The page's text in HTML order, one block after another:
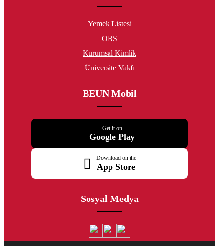
Yemek Listesi
OBS
Kurumsal Kimlik
Üniversite Vakfı
BEUN Mobil
Get it on
Google Play
Download on the
App Store
Sosyal Medya